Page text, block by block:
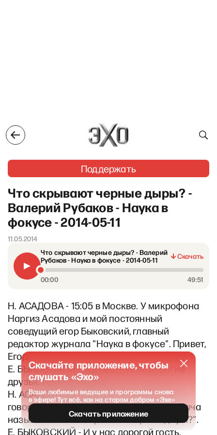
Поддержать
Что скрывают черные дыры? -
Валерий Рубаков - Наука в
фокусе - 2014-05-11
11.05.2014
Что скрывают черные дыры? - Валерий
Рубаков - Наука в фокусе - 2014-05-11
Скачать
00:00 49:51
Н. АСАДОВА - 15:05 в Москве. У микрофона
Наргиз Асадова и мой постоянный
соведущий егор Быковский, главный
редактор журнала "Наука в фокусе". Привет,
Егор.
Е. БЫКОВСКИЙ - Здравствуйте, дорогие
друзья. Привет, Наргиз.
Н. АСАДОВА - Да, и сегодня мы будем
говорить про чёрные дыры. Наша передача
называется "Что скрывают чёрные дыры?".
Е. БЫКОВСКИЙ - И у нас дорогой гость.
Скачайте приложение, чтобы
слушать «Эхо»
Ваши любимые ведущие и программы снова
в эфире! Тут всё, как на старом добром «Эхе»
Скачать приложение